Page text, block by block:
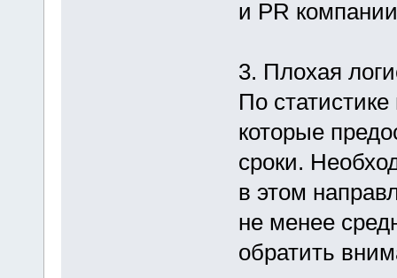
и PR
3. Плохая
По
которые
сроки.
в этом
не менее
обратить